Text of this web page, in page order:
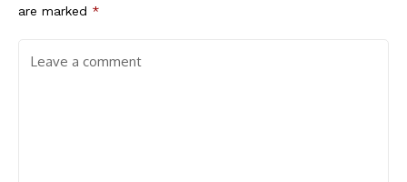
are marked *